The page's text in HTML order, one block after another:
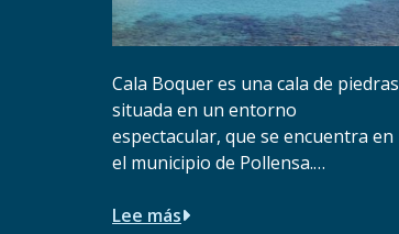
Cala Boquer es una cala de piedras
situada en un entorno
espectacular, que se encuentra en
el municipio de Pollensa.…
Lee más